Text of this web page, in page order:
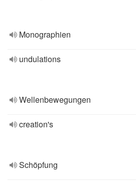
Monographien
undulations
Wellenbewegungen
creation's
Schöpfung